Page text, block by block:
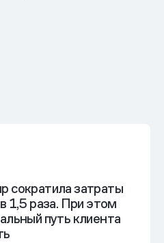
сократила затраты
1,5 раза. При этом
путь клиента